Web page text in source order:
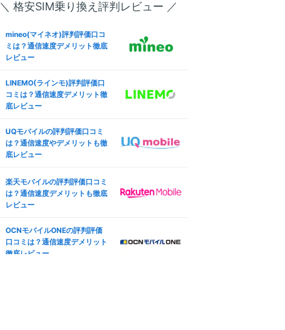
mineo(マイネオ)なら法人契約
Mも徹底解説
mineo(マイネオ)海外で使え
ミング設定も
mineo(マイネオ)の端末安心保
ne保証も
mineo(マイネオ)の契約プラン
プ変更も
mineo(マイネオ)マイページ徹
順も紹介
SIMフリー版Smartphone for
KW-BL512R16で格安SIM(MV
NO)を使えるか調査した結果
SIMフリー版OPPO Reno5 Aで
査した結果
docomo版iPhone SE (第3世
Mフリー化＆格安SIM(MVNO)
で使う全手順
楽天モバイル版iPhone 12のSI
リー化＆格安SIM(MVNO)で使
う全手順
SoftBank版iPad Pro 11インチ
年秋モデルのSIMロック解除方
法は？SIMフリー化＆格安SIM
(MVNO)で使う全手順
＼ 格安SIM乗り換え評判レビュー ／
mineo(マイネオ)評判評価口コ
ミは？通信速度デメリット徹底
レビュー
LINEMO(ラインモ)評判評価口
コミは？通信速度デメリット徹
底レビュー
UQモバイルの評判評価口コミ
は？通信速度やデメリットも徹
底レビュー
楽天モバイルの評判評価口コミ
は？通信速度デメリットも徹底
レビュー
OCNモバイルONEの評判評価
口コミは？通信速度デメリット
徹底レビュー